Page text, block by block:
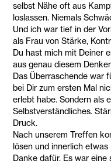
selbst Nähe oft aus
loslassen. Niemals
Und ich war tief in der
als Frau von Stärke,
Du hast mich mit Deiner
aus genau diesem
Das Überraschende war
bei Dir zum ersten Mal
erlebt habe. Sondern als
Selbstverständliches.
Druck.
Nach unserem Treffen
lösen und innerlich etwas
Danke dafür. Es war eine